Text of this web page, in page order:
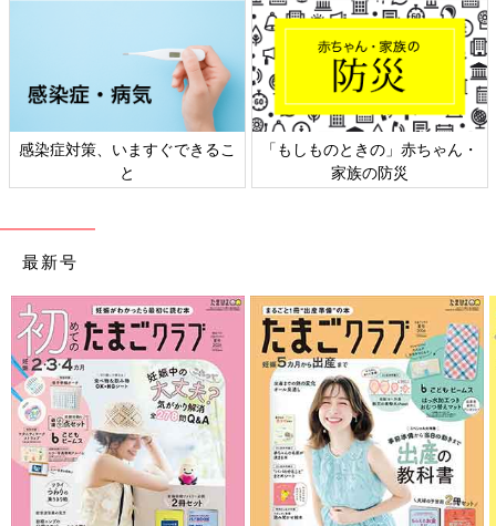
感染症対策、いますぐできるこ
と
「もしものときの」赤ちゃん・
家族の防災
最新号